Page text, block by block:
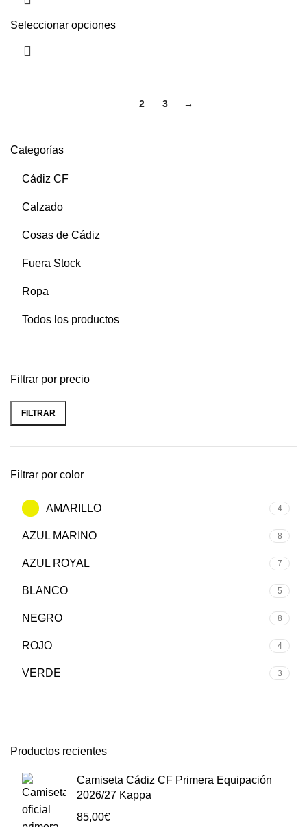
Categorías
Cádiz CF
Calzado
Cosas de Cádiz
Fuera Stock
Ropa
Todos los productos
Filtrar por precio
FILTRAR
Filtrar por color
AMARILLO 4
AZUL MARINO 8
AZUL ROYAL 7
BLANCO 5
NEGRO 8
ROJO 4
VERDE 3
Productos recientes
Camiseta Cádiz CF Primera Equipación
2026/27 Kappa
85,00€
Seleccionar opciones
2 3 →